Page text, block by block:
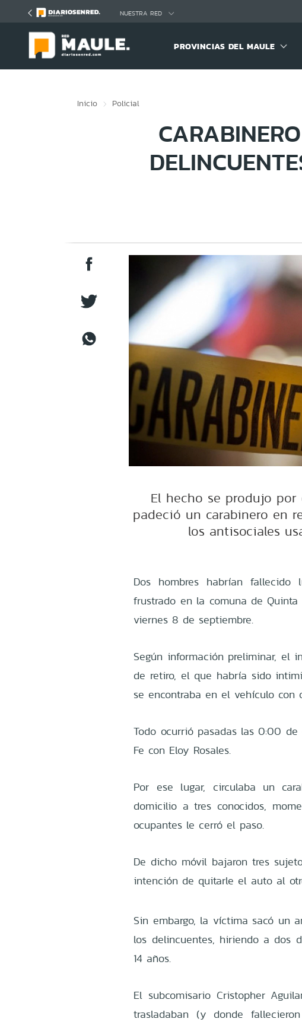
NUESTRA RED
PROVINCIAS DEL MAULE
Inicio Policial
El hecho se produjo
padeció un carabinero en
los antisociales
Dos hombres habrían
frustrado en la comuna de
viernes 8 de septiembre.
Según información preliminar, el
de retiro, el que habría sido
se encontraba en el vehículo con
Todo ocurrió pasadas las 0:00
Fe con Eloy Rosales.
Por ese lugar, circulaba un
domicilio a tres conocidos,
ocupantes le cerró el paso.
De dicho móvil bajaron tres
intención de quitarle el auto al
Sin embargo, la víctima sacó un
los delincuentes, hiriendo a dos
14 años.
El subcomisario Cristopher
trasladaban (y donde